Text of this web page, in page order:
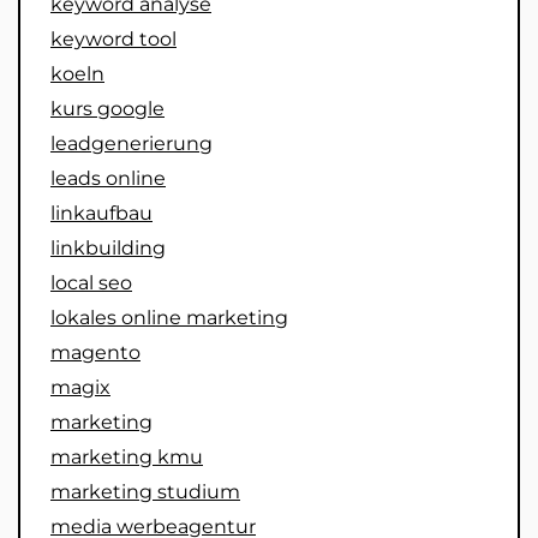
keyword tool
koeln
kurs google
leadgenerierung
leads online
linkaufbau
linkbuilding
local seo
lokales online marketing
magento
magix
marketing
marketing kmu
marketing studium
media werbeagentur